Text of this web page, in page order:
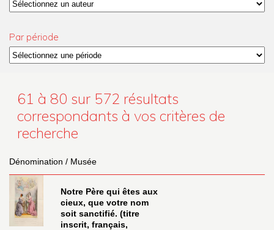
Par période
61 à 80 sur 572 résultats
correspondants à vos critères de
recherche
Dénomination / Musée
Notre Père qui êtes aux
cieux, que votre nom
soit sanctifié. (titre
inscrit, français,